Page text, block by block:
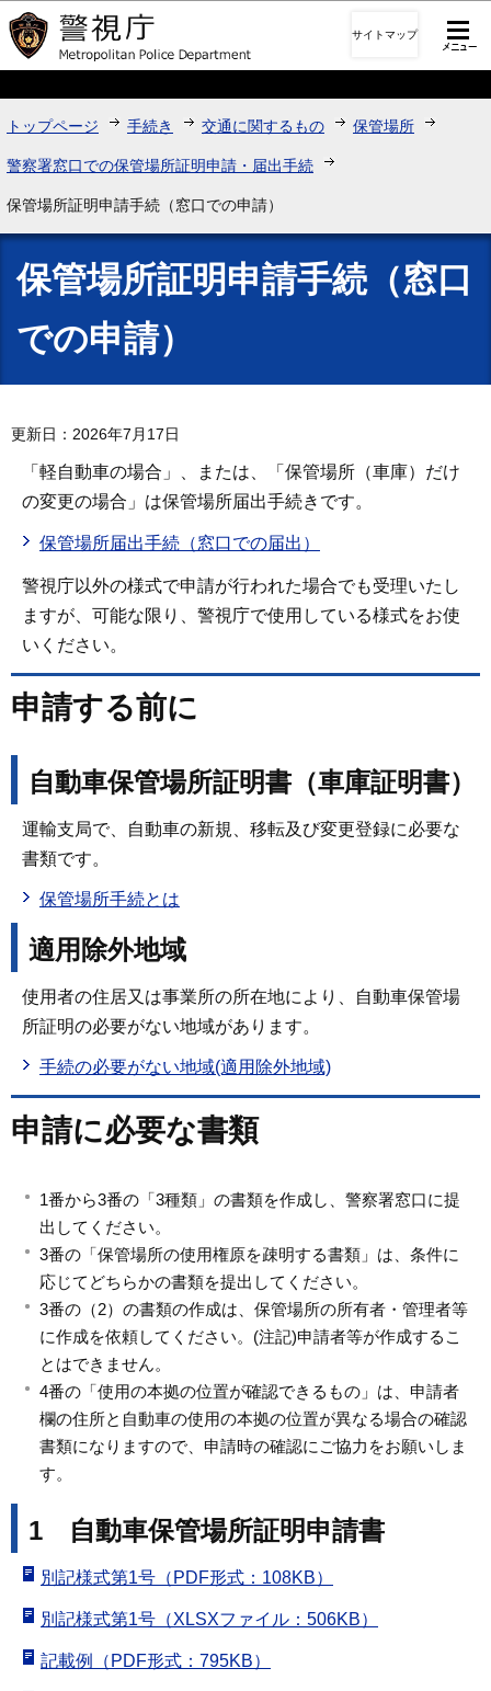
このページの本文へ移動
サイトマップ
トップページ 手続き 交通に関するもの 保管場所
警察署窓口での保管場所証明申請・届出手続
保管場所証明申請手続（窓口での申請）
保管場所証明申請手続（窓口
での申請）
更新日：2026年7月17日
「軽自動車の場合」、または、「保管場所（車庫）だけ
の変更の場合」は保管場所届出手続きです。
保管場所届出手続（窓口での届出）
警視庁以外の様式で申請が行われた場合でも受理いたし
ますが、可能な限り、警視庁で使用している様式をお使
いください。
申請する前に
自動車保管場所証明書（車庫証明書）
運輸支局で、自動車の新規、移転及び変更登録に必要な
書類です。
保管場所手続とは
適用除外地域
使用者の住居又は事業所の所在地により、自動車保管場
所証明の必要がない地域があります。
手続の必要がない地域(適用除外地域)
申請に必要な書類
1番から3番の「3種類」の書類を作成し、警察署窓口に提
出してください。
3番の「保管場所の使用権原を疎明する書類」は、条件に
応じてどちらかの書類を提出してください。
3番の（2）の書類の作成は、保管場所の所有者・管理者等
に作成を依頼してください。(注記)申請者等が作成するこ
とはできません。
4番の「使用の本拠の位置が確認できるもの」は、申請者
欄の住所と自動車の使用の本拠の位置が異なる場合の確認
書類になりますので、申請時の確認にご協力をお願いしま
す。
1 自動車保管場所証明申請書
別記様式第1号（PDF形式：108KB）
別記様式第1号（XLSXファイル：506KB）
記載例（PDF形式：795KB）